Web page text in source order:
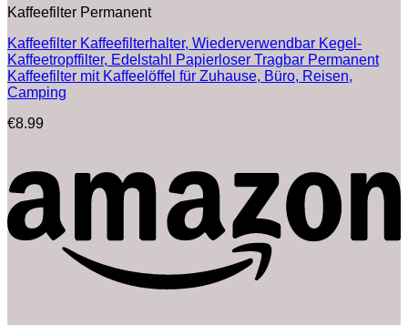
Kaffeefilter Permanent
Kaffeefilter Kaffeefilterhalter, Wiederverwendbar Kegel-
Kaffeetropffilter, Edelstahl Papierloser Tragbar Permanent
Kaffeefilter mit Kaffeelöffel für Zuhause, Büro, Reisen,
Camping
€8.99